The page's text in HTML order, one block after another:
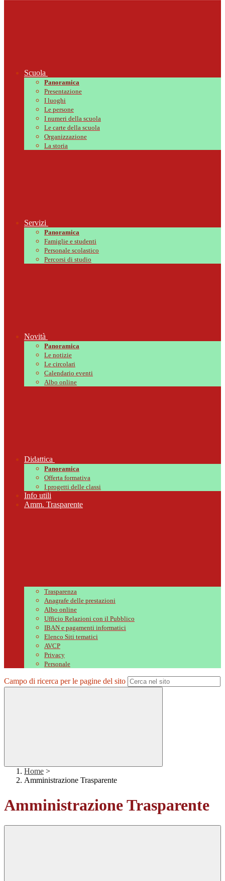
Scuola
Panoramica
Presentazione
I luoghi
Le persone
I numeri della scuola
Le carte della scuola
Organizzazione
La storia
Servizi
Panoramica
Famiglie e studenti
Personale scolastico
Percorsi di studio
Novità
Panoramica
Le notizie
Le circolari
Calendario eventi
Albo online
Didattica
Panoramica
Offerta formativa
I progetti delle classi
Info utili
Amm. Trasparente
Trasparenza
Anagrafe delle prestazioni
Albo online
Ufficio Relazioni con il Pubblico
IBAN e pagamenti informatici
Elenco Siti tematici
AVCP
Privacy
Personale
Campo di ricerca per le pagine del sito
Home >
Amministrazione Trasparente
Amministrazione Trasparente